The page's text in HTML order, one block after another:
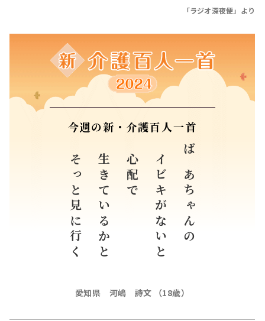
「ラジオ深夜便」より
今週の新・介護百人一首
ばあちゃんの
イビキがないと
心配で
生きているかと
そっと見に行く
愛知県 河嶋 詩文 （18歳）